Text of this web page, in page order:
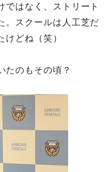
ではなく、ストリート
。スクールは人工芝だ
けどね（笑）
たのもその頃？